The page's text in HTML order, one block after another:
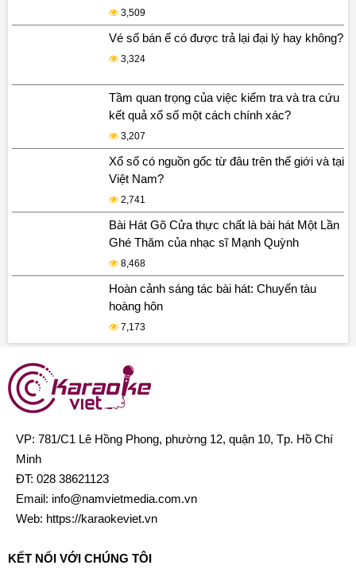
3,509
Vé số bán ế có được trả lại đại lý hay không?
3,324
Tầm quan trọng của việc kiểm tra và tra cứu
kết quả xổ số một cách chính xác?
3,207
Xổ số có nguồn gốc từ đâu trên thế giới và tại
Việt Nam?
2,741
Bài Hát Gõ Cửa thực chất là bài hát Một Lần
Ghé Thăm của nhạc sĩ Mạnh Quỳnh
8,468
Hoàn cảnh sáng tác bài hát: Chuyến tàu
hoàng hôn
7,173
VP: 781/C1 Lê Hồng Phong, phường 12, quận 10, Tp. Hồ Chí
Minh
ĐT: 028 38621123
Email: info@namvietmedia.com.vn
Web: https://karaokeviet.vn
KẾT NỐI VỚI CHÚNG TÔI